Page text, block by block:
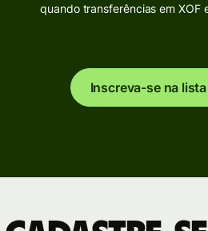
quando transferências em XOF
Inscreva-se na